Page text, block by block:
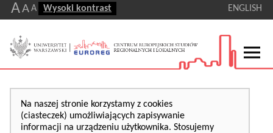
AA A Wysoki kontrast ENGLISH
Na naszej stronie korzystamy z cookies
(ciasteczek) umożliwiających zapisywanie
informacji na urządzeniu użytkownika. Stosujemy